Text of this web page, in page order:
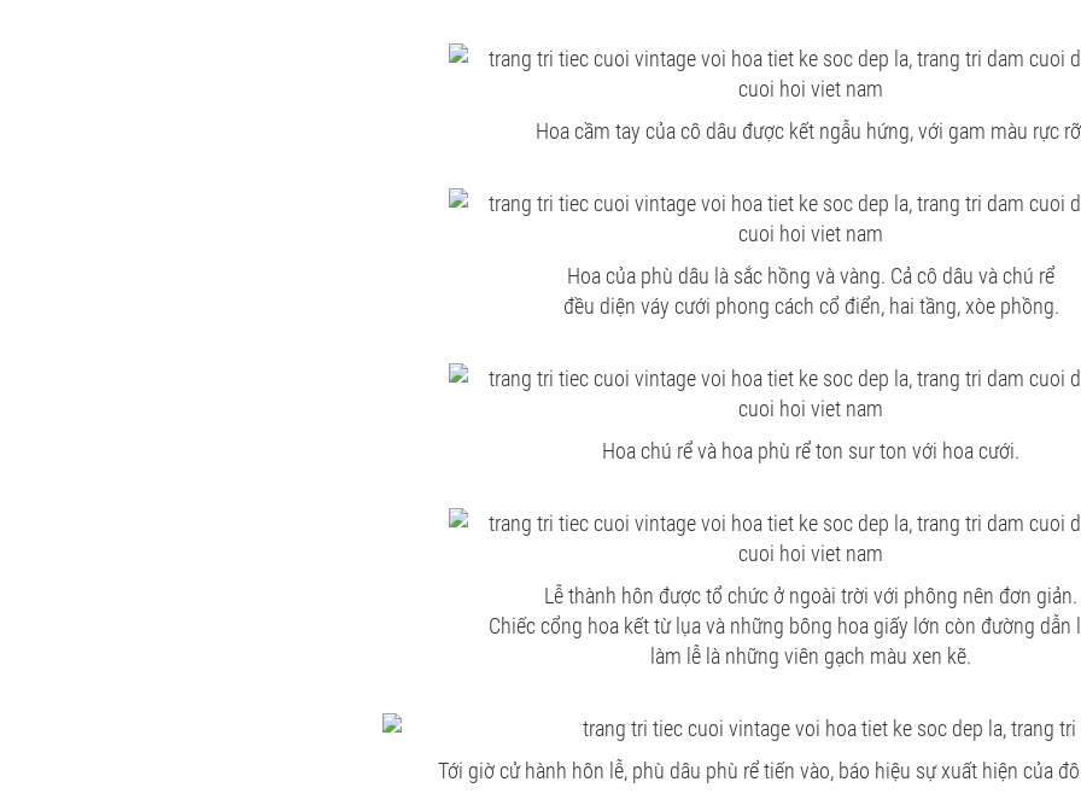
Hoa cầm tay của cô dâu được kết ngẫu hứng, với gam màu rực
Hoa của phù dâu là sắc hồng và vàng. Cả cô dâu và chú rể
đều diện váy cưới phong cách cổ điển, hai tầng, xòe phồng.
Hoa chú rể và hoa phù rể ton sur ton với hoa cưới.
Lễ thành hôn được tổ chức ở ngoài trời với phông nên đơn giản.
Chiếc cổng hoa kết từ lụa và những bông hoa giấy lớn còn đường dẫn
làm lễ là những viên gạch màu xen kẽ.
Tới giờ cử hành hôn lễ, phù dâu phù rể tiến vào, báo hiệu sự xuất hiện của